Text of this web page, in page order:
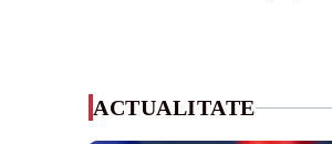
ACTUALITATE